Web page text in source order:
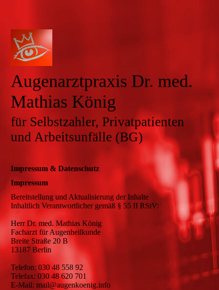
Augenarzt­praxis Dr. med.
Mathias König
für Selbstzahler, Privat­patienten
und Arbeits­­unfälle (BG)
Impressum & Datenschutz
Impressum
Bereitstellung und Aktualisierung der Inhalte
Inhaltlich Verantwortlicher gemäß § 55 II RStV:
Herr Dr. med. Mathias König
Facharzt für Augenheilkunde
Breite Straße 20 B
13187 Berlin
Telefon: 030 48 558 92
Telefax: 030 48 620 701
E-Mail: mail@augenkoenig.info